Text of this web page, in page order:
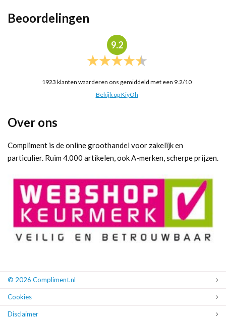
Beoordelingen
9.2
1923 klanten waarderen ons gemiddeld met een 9.2/10
Bekijk op KiyOh
Over ons
Compliment is de online groothandel voor zakelijk en
particulier. Ruim 4.000 artikelen, ook A-merken, scherpe prijzen.
© 2026 Compliment.nl
Cookies
Disclaimer